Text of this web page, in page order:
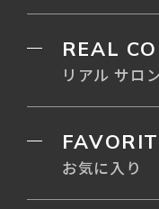
REAL
リアル サロ
お気に入り